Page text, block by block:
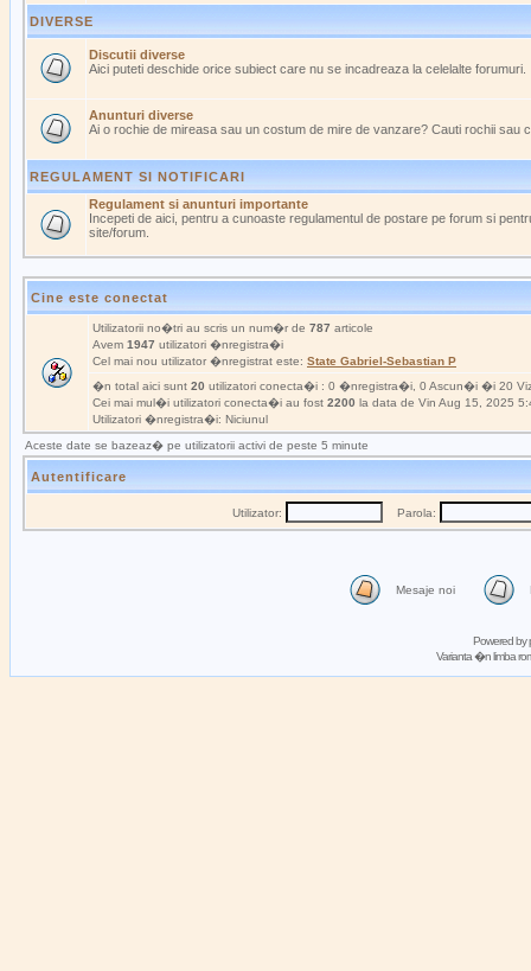
DIVERSE
Discutii diverse
Aici puteti deschide orice subiect care nu se incadreaza la celelalte forumuri.
Anunturi diverse
Ai o rochie de mireasa sau un costum de mire de vanzare? Cauti rochii sau
REGULAMENT SI NOTIFICARI
Regulament si anunturi importante
Incepeti de aici, pentru a cunoaste regulamentul de postare pe forum si
site/forum.
Cine este conectat
Utilizatorii no�tri au scris un num�r de 787 articole
Avem 1947 utilizatori �nregistra�i
Cel mai nou utilizator �nregistrat este: State Gabriel-Sebastian P
�n total aici sunt 20 utilizatori conecta�i : 0 �nregistra�i, 0 Ascun�i �i 20
Cei mai mul�i utilizatori conecta�i au fost 2200 la data de Vin Aug 15, 2025
Utilizatori �nregistra�i: Niciunul
Aceste date se bazeaz� pe utilizatorii activi de peste 5 minute
Autentificare
Utilizator: Parola:
Mesaje noi
Powered by
Varianta �n limba